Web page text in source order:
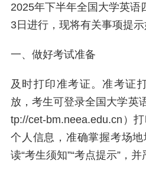
2025年下半年全国大学英语
3日进行，现将有关事项提示
一、做好考试准备
及时打印准考证。准考证
放，考生可登录全国大学英
tp://cet-bm.neea.edu.cn）
个人信息，准确掌握考场
读“考生须知”“考点提示”，并